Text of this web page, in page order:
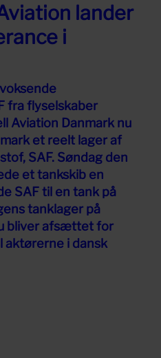
lander
i
fra flyselskaber
Aviation Danmark nu
et reelt lager af
SAF. Søndag den
et tankskib en
SAF til en tank på
tanklager på
bliver afsættet for
aktørerne i dansk